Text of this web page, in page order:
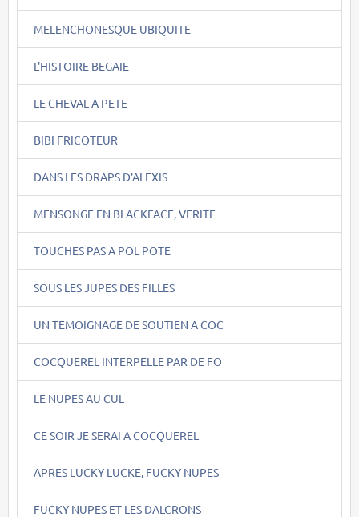
MELENCHONESQUE UBIQUITE
L'HISTOIRE BEGAIE
LE CHEVAL A PETE
BIBI FRICOTEUR
DANS LES DRAPS D'ALEXIS
MENSONGE EN BLACKFACE, VERITE
TOUCHES PAS A POL POTE
SOUS LES JUPES DES FILLES
UN TEMOIGNAGE DE SOUTIEN A COC
COCQUEREL INTERPELLE PAR DE FO
LE NUPES AU CUL
CE SOIR JE SERAI A COCQUEREL
APRES LUCKY LUCKE, FUCKY NUPES
FUCKY NUPES ET LES DALCRONS